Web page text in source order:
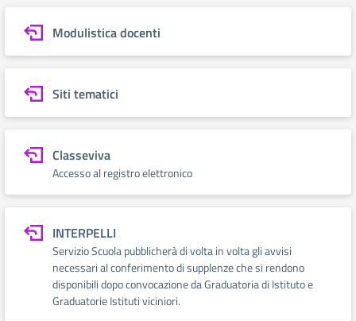
Modulistica docenti
Siti tematici
Classeviva
Accesso al registro elettronico
INTERPELLI
Servizio Scuola pubblicherà di volta in volta gli avvisi
necessari al conferimento di supplenze che si rendono
disponibili dopo convocazione da Graduatoria di Istituto e
Graduatorie Istituti viciniori.